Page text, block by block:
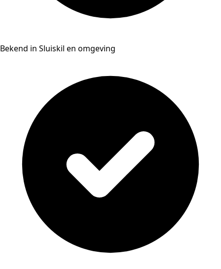
Bekend in Sluiskil en omgeving